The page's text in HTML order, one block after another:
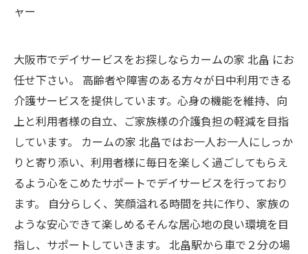
ャー
大阪市でデイサービスをお探しならカームの家 北畠 にお
任せ下さい。 高齢者や障害のある方々が日中利用できる
介護サービスを提供しています。心身の機能を維持、向
上と利用者様の自立、ご家族様の介護負担の軽減を目指
しています。 カームの家 北畠ではお一人お一人にしっか
りと寄り添い、利用者様に毎日を楽しく過ごしてもらえ
るよう心をこめたサポートでデイサービスを行っており
ます。 自分らしく、笑顔溢れる時間を共に作り、家族の
ような安心できて楽しめるそんな居心地の良い環境を目
指し、サポートしていきます。 北畠駅から車で２分の場